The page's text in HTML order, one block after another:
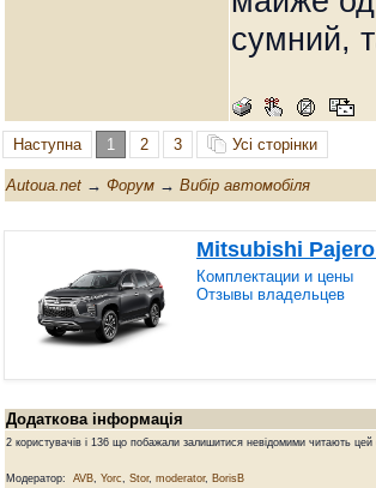
сумний,
Наступна 1 2 3 Усі сторінки
Autoua.net → Форум → Вибір автомобіля
Mitsubishi
Комплектации и цены
Отзывы владельцев
Додаткова інформація
2 користувачів і 136 що побажали залишитися невідомими читають цей
Модератор: AVB Yorc Stor, moderator, BorisB